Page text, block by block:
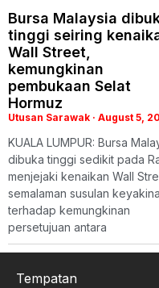
Bursa Malaysia
tinggi seiring
Wall Street,
kemungkinan
pembukaan Selat
Hormuz
Utusan Sarawak August 5,
KUALA LUMPUR: Bursa
dibuka tinggi sedikit pada
menjejaki kenaikan Wall
semalaman susulan
terhadap kemungkinan
persetujuan antara
Tempatan